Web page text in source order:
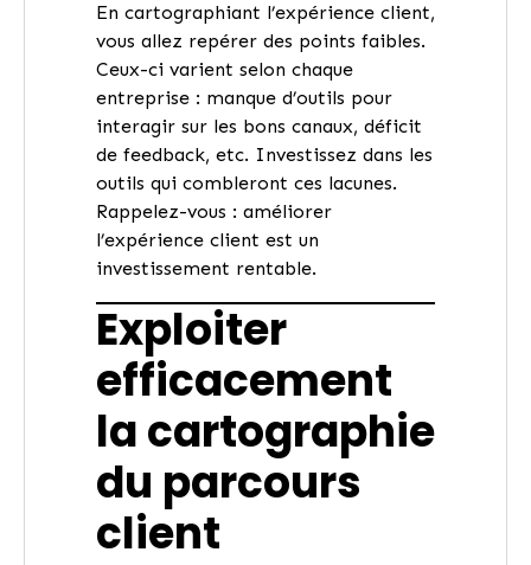
En cartographiant l’expérience client,
vous allez repérer des points faibles.
Ceux-ci varient selon chaque
entreprise : manque d’outils pour
interagir sur les bons canaux, déficit
de feedback, etc. Investissez dans les
outils qui combleront ces lacunes.
Rappelez-vous : améliorer
l’expérience client est un
investissement rentable.
Exploiter
efficacement
la cartographie
du parcours
client